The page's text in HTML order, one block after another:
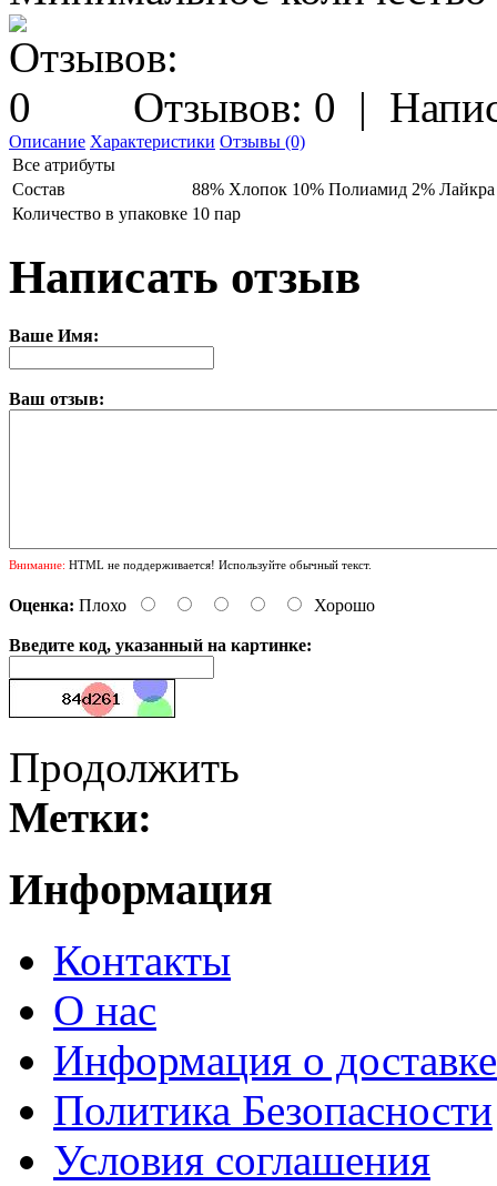
Отзывов: 0 |
Описание Характеристики Отзывы (0)
Все атрибуты
Состав
88% Хлопок 10% Полиамид 2% Лайкра
Количество в упаковке 10 пар
Написать отзыв
Ваше Имя:
Ваш отзыв:
Внимание: HTML не поддерживается! Используйте обычный текст.
Оценка: Плохо Хорошо
Введите код, указанный на картинке:
Продолжить
Метки:
Информация
Контакты
О нас
Информация о доставке
Политика Безопасности
Условия соглашения